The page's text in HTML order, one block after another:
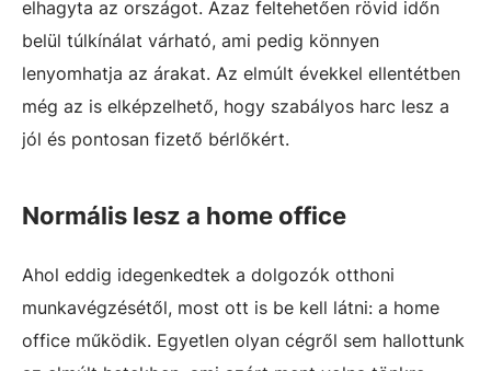
elhagyta az országot. Azaz feltehetően rövid időn
belül túlkínálat várható, ami pedig könnyen
lenyomhatja az árakat. Az elmúlt évekkel ellentétben
még az is elképzelhető, hogy szabályos harc lesz a
jól és pontosan fizető bérlőkért.
Normális lesz a home office
Ahol eddig idegenkedtek a dolgozók otthoni
munkavégzésétől, most ott is be kell látni: a home
office működik. Egyetlen olyan cégről sem hallottunk